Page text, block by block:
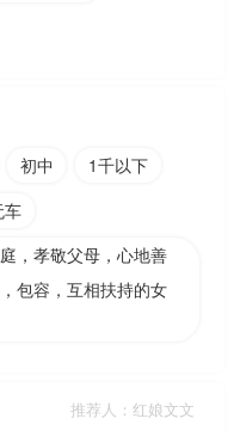
初中
1千以下
车
，孝敬父母，心地善
包容，互相扶持的女
推荐人：红娘文文